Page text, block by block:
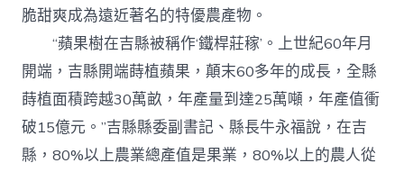
脆甜爽成為遠近著名的特優農產物。
“蘋果樹在吉縣被稱作‘鐵桿莊稼’。上世紀60年月
開端，吉縣開端蒔植蘋果，顛末60多年的成長，全縣
蒔植面積跨越30萬畝，年產量到達25萬噸，年產值衝
破15億元。”吉縣縣委副書記、縣長牛永福說，在吉
縣，80%以上農業總產值是果業，80%以上的農人從